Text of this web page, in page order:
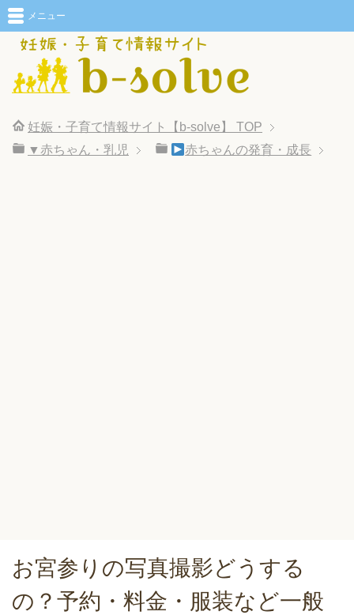
メニュー
妊娠・子育て情報サイト【b-solve】
TOP
▼赤ちゃん・乳児
赤ちゃんの発育・成長
お宮参りの写真撮影どうする
の？予約・料金・服装など一般